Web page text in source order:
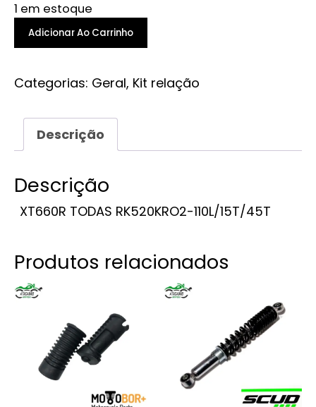
1 em estoque
KIT
TRANSMISSÃO
XT660
Adicionar Ao Carrinho
Categorias: Geral, Kit relação
Descrição
Descrição
XT660R TODAS RK520KRO2-110L/15T/45T
Produtos relacionados